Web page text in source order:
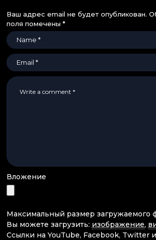
Ваш адрес email не будет опубликован.
поля помечены *
Вложение
Максимальный размер загружаемого
Вы можете загрузить: изображение,
Ссылки на YouTube, Facebook, Twitter